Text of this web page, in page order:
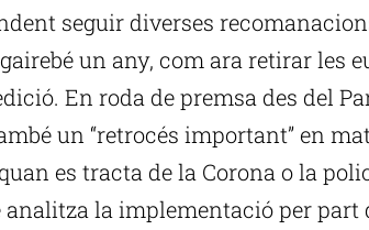
seguir diverses
un any, com ara retirar les
En roda de premsa des del
un “retrocés important” en
es tracta de la Corona o la
la implementació per part